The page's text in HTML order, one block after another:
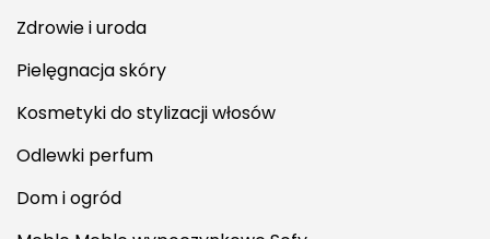
Zdrowie i uroda
Pielęgnacja skóry
Kosmetyki do stylizacji włosów
Odlewki perfum
Dom i ogród